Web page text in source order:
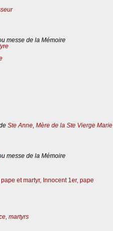
messe de la Mémoire
Ste Anne, Mère de la Ste Vierge Marie
messe de la Mémoire
et martyr, Innocent 1er, pape
martyrs